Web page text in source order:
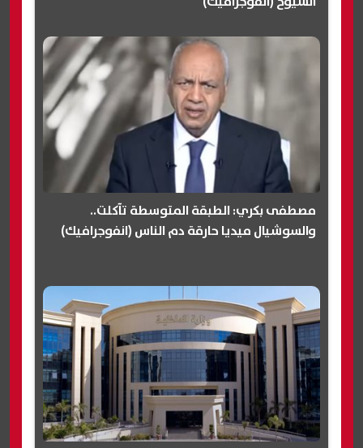
مصطفى بكري: الطبقة المتوسطة تآكلت..
والسوشيال ميديا حارقة دم الناس (انفوجرافيك)